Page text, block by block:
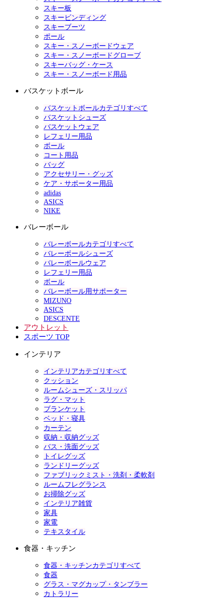
スキー板
スキービンディング
スキーブーツ
ポール
スキー・スノーボードウェア
スキー・スノーボードグローブ
スキーバッグ・ケース
スキー・スノーボード用品
バスケットボール
バスケットボールカテゴリすべて
バスケットシューズ
バスケットウェア
レフェリー用品
ボール
コート用品
バッグ
アクセサリー・グッズ
ケア・サポーター用品
adidas
ASICS
NIKE
バレーボール
バレーボールカテゴリすべて
バレーボールシューズ
バレーボールウェア
レフェリー用品
ボール
バレーボール用サポーター
MIZUNO
ASICS
DESCENTE
アウトレット
スポーツ TOP
インテリア
インテリアカテゴリすべて
クッション
ルームシューズ・スリッパ
ラグ・マット
ブランケット
ベッド・寝具
カーテン
収納・収納グッズ
バス・洗面グッズ
トイレグッズ
ランドリーグッズ
ファブリックミスト・洗剤・柔軟剤
ルームフレグランス
お掃除グッズ
インテリア雑貨
家具
家電
テキスタイル
食器・キッチン
食器・キッチンカテゴリすべて
食器
グラス・マグカップ・タンブラー
カトラリー